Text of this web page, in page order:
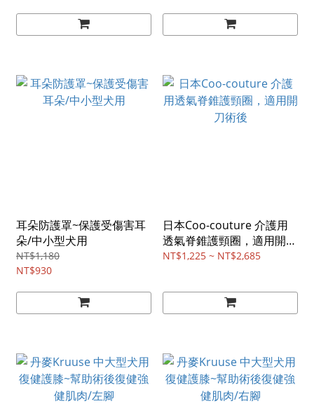
耳朵防護罩~保護受傷害耳
朵/中小型犬用
NT$1,180
NT$930
日本Coo-couture 介護用
透氣脊錐護頸圈，適用開刀
術後
NT$1,225 ~ NT$2,685